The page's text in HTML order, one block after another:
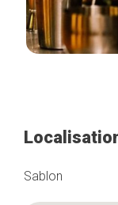
Sablon